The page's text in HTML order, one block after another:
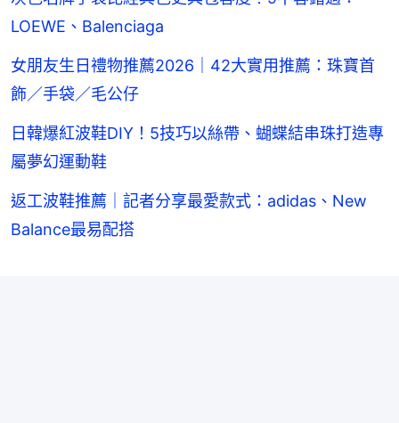
LOEWE、Balenciaga
女朋友生日禮物推薦2026｜42大實用推薦：珠寶首
飾／手袋／毛公仔
日韓爆紅波鞋DIY！5技巧以絲帶、蝴蝶結串珠打造專
屬夢幻運動鞋
返工波鞋推薦｜記者分享最愛款式：adidas、New
Balance最易配搭